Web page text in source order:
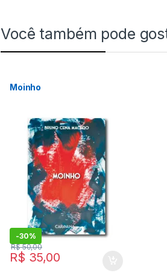
Você também pode
Moinho
-30%
R$ 35,00
R$50,00